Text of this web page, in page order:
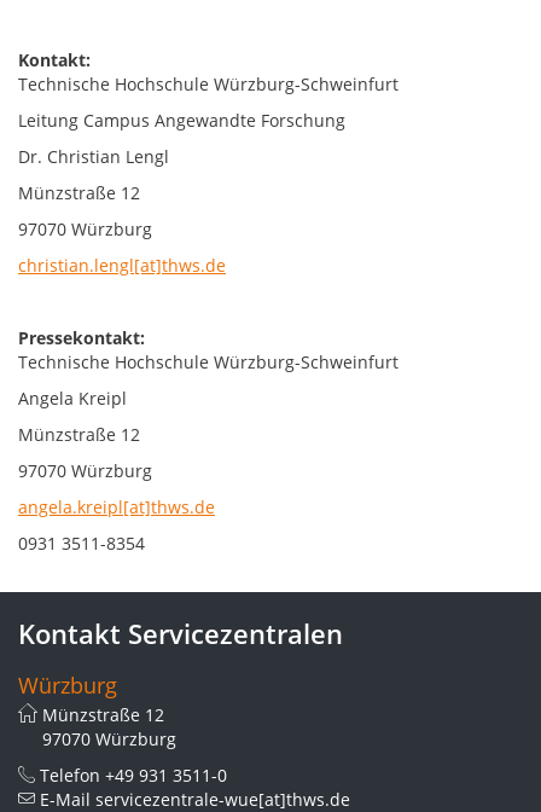
Kontakt:
Technische Hochschule Würzburg-Schweinfurt
Leitung Campus Angewandte Forschung
Dr. Christian Lengl
Münzstraße 12
97070 Würzburg
christian.lengl[at]thws.de
Pressekontakt:
Technische Hochschule Würzburg-Schweinfurt
Angela Kreipl
Münzstraße 12
97070 Würzburg
angela.kreipl[at]thws.de
0931 3511-8354
Kontakt Servicezentralen
Würzburg
Münzstraße 12
97070 Würzburg
Telefon +49 931 3511-0
E-Mail servicezentrale-wue[at]thws.de